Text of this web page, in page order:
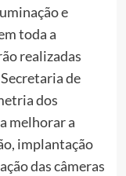
e
toda a
realizadas
de
dos
melhorar a
implantação
das câmeras